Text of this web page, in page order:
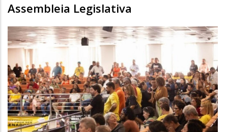
Assembleia Legislativa